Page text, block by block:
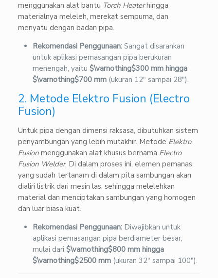
menggunakan alat bantu Torch Heaterhingga
materialnya meleleh, merekat sempurna, dan
menyatu dengan badan pipa.
Rekomendasi Penggunaan: Sangat disarankan
untuk aplikasi pemasangan pipa berukuran
menengah, yaitu$\varnothing$300 mm hingga
$\varnothing$700 mm (ukuran 12″ sampai 28″).
2. Metode Elektro Fusion (Electro
Fusion)
Untuk pipa dengan dimensi raksasa, dibutuhkan sistem
penyambungan yang lebih mutakhir. Metode Elektro
Fusion menggunakan alat khusus bernama Electro
Fusion Welder. Di dalam proses ini, elemen pemanas
yang sudah tertanam di dalam pita sambungan akan
dialiri listrik dari mesin las, sehingga melelehkan
material dan menciptakan sambungan yang homogen
dan luar biasa kuat.
Rekomendasi Penggunaan: Diwajibkan untuk
aplikasi pemasangan pipa berdiameter besar,
mulai dari$\varnothing$800 mm hingga
$\varnothing$2500 mm (ukuran 32″ sampai 100″).